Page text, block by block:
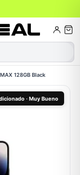
128GB Black
· Muy Bueno